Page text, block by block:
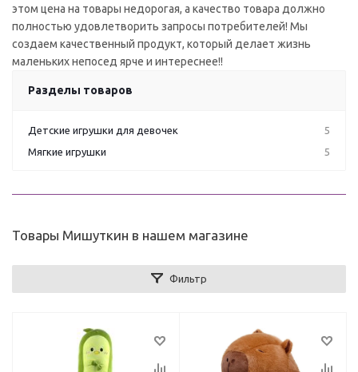
этом цена на товары недорогая, а качество товара должно
полностью удовлетворить запросы потребителей! Мы
создаем качественный продукт, который делает жизнь
маленьких непосед ярче и интереснее!!
Разделы товаров
Детские игрушки для девочек
5
Мягкие игрушки
5
Товары Мишуткин в нашем магазине
Фильтр